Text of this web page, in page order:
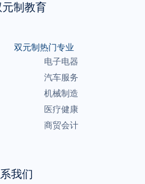
制教育
双元制热门专业
电子电器
汽车服务
机械制造
医疗健康
商贸会计
我们